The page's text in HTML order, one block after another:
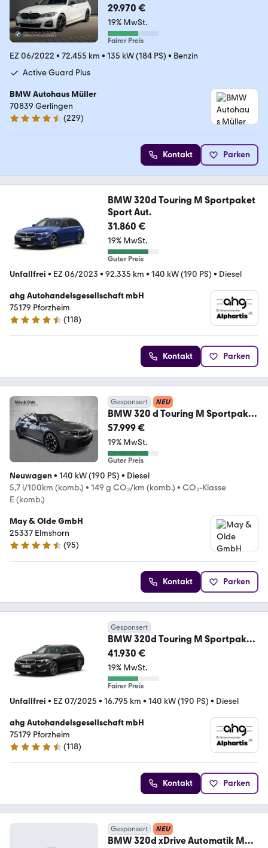
29.970 €
19% MwSt.
Fairer Preis
EZ 06/2022 • 72.455 km • 135 kW (184 PS) • Benzin
Active Guard Plus
BMW Autohaus Müller
70839 Gerlingen
4.7 Sterne
(229)
Kontakt Parken
BMW 320d Touring M Sportpaket
Sport Aut.
31.860 €
19% MwSt.
Guter Preis
Unfallfrei • EZ 06/2023 • 92.335 km • 140 kW (190 PS) • Diesel
ahg Autohandelsgesellschaft mbH
75179 Pforzheim
4.4 Sterne
(118)
Kontakt Parken
Gesponsert NEU
BMW 320 d Touring M Sportpaket
Innovationspaket Comf
57.999 €
19% MwSt.
Guter Preis
Neuwagen• 140 kW (190 PS) • Diesel
5,7 l/100km (komb.) • 149 g CO₂/km (komb.) • CO₂-Klasse
E (komb.)
May & Olde GmbH
25337 Elmshorn
4.5 Sterne
(95)
Kontakt Parken
Gesponsert
BMW 320d Touring M Sportpaket
Navi Bluetooth PDC
41.930 €
19% MwSt.
Fairer Preis
Unfallfrei • EZ 07/2025 • 16.795 km • 140 kW (190 PS) • Diesel
ahg Autohandelsgesellschaft mbH
75179 Pforzheim
4.4 Sterne
(118)
Kontakt Parken
Gesponsert NEU
BMW 320d xDrive Automatik M